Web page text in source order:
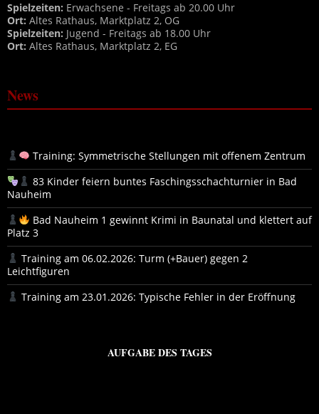
Spielzeiten: Erwachsene - Freitags ab 20.00 Uhr
Ort: Altes Rathaus, Marktplatz 2, OG
Spielzeiten: Jugend - Freitags ab 18.00 Uhr
Ort: Altes Rathaus, Marktplatz 2, EG
News
Training: Symmetrische Stellungen mit offenem Zentrum
83 Kinder feiern buntes Faschingsschachturnier in Bad
Nauheim
Bad Nauheim 1 gewinnt Krimi in Baunatal und klettert auf
Platz 3
Training am 06.02.2026: Turm (+Bauer) gegen 2
Leichtfiguren
Training am 23.01.2026: Typische Fehler in der Eröffnung
AUFGABE DES TAGES